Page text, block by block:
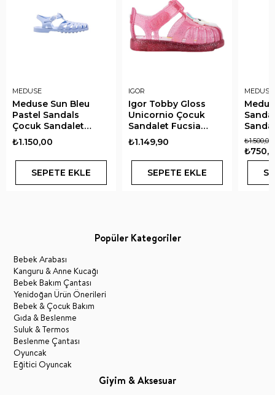
MEDUSE
Meduse Sun Bleu
Pastel Sandals
Çocuk Sandalet
Pastel Mavi
₺1.150,00
SEPETE EKLE
IGOR
Igor Tobby Gloss
Unicornio Çocuk
Sandalet Fucsia
Glitter
₺1.149,90
SEPETE EKLE
MEDUSE
₺1.500,00
Popüler Kategoriler
Bebek Arabası
Kanguru & Anne Kucağı
Bebek Bakım Çantası
Yenidoğan Ürün Önerileri
Bebek & Çocuk Bakım
Gıda & Beslenme
Suluk & Termos
Beslenme Çantası
Oyuncak
Eğitici Oyuncak
Giyim & Aksesuar